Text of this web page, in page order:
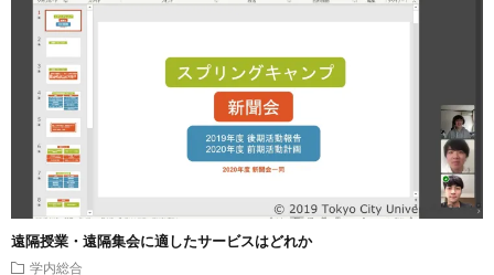
遠隔授業・遠隔集会に適したサービスはどれか
学内総合